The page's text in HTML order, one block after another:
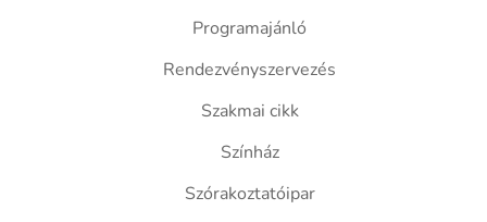
Programajánló
Rendezvényszervezés
Szakmai cikk
Színház
Szórakoztatóipar